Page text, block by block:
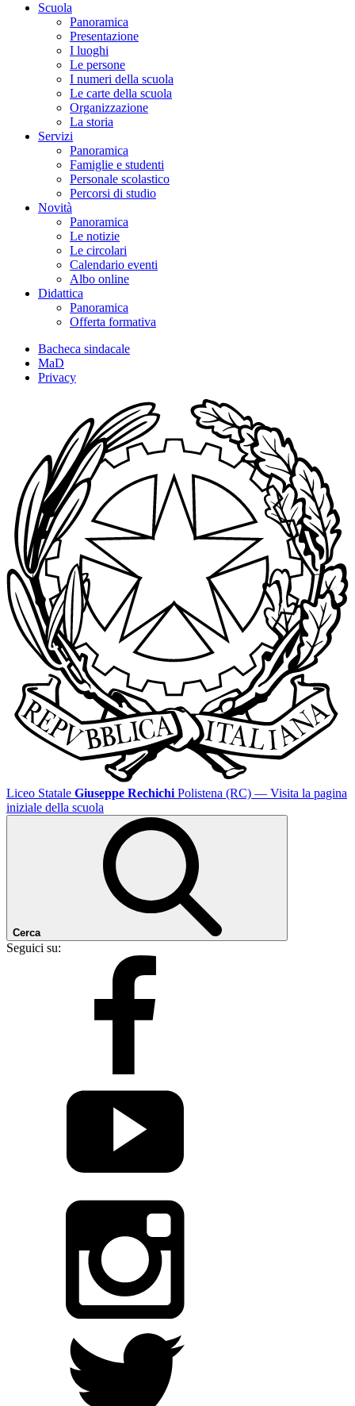
Scuola
Panoramica
Presentazione
I luoghi
Le persone
I numeri della scuola
Le carte della scuola
Organizzazione
La storia
Servizi
Panoramica
Famiglie e studenti
Personale scolastico
Percorsi di studio
Novità
Panoramica
Le notizie
Le circolari
Calendario eventi
Albo online
Didattica
Panoramica
Offerta formativa
Bacheca sindacale
MaD
Privacy
Liceo Statale Giuseppe Rechichi Polistena (RC) — Visita la pagina
iniziale della scuola
Cerca
Seguici su: